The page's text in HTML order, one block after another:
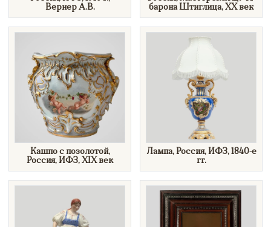
Вернер А.В.
барона Штиглица, XX век
Кашпо с позолотой,
Россия, ИФЗ, XIX век
Лампа, Россия, ИФЗ, 1840-е
гг.